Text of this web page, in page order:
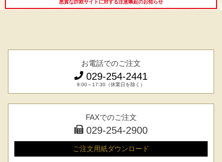
悪質な詐欺サイトに対する注意喚起のお知らせ
お電話でのご注文
029-254-2441
9:00～17:30（休業日を除く）
FAXでのご注文
029-254-2900
ご注文用紙ダウンロード